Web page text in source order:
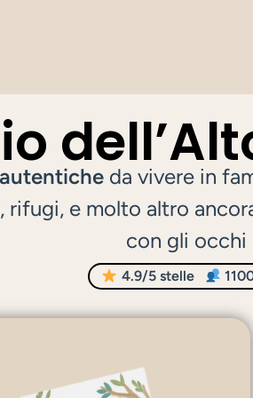
da vivere in
rifugi, e molto altro
con gli
4.9/5 stelle